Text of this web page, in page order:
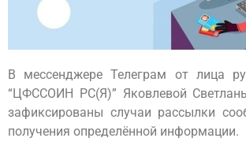
В мессенджере Телеграм от лица
“ЦФССОИН РС(Я)” Яковлевой
зафиксированы случаи рассылки
получения определённой информации.